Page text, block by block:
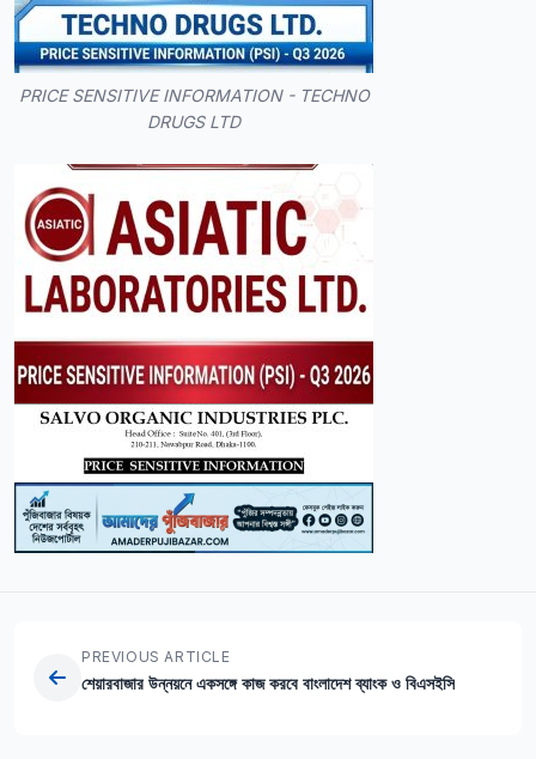
PRICE SENSITIVE INFORMATION - TECHNO
DRUGS LTD
PREVIOUS ARTICLE
শেয়ারবাজার উন্নয়নে একসঙ্গে কাজ করবে বাংলাদেশ ব্যাংক ও বিএসইসি